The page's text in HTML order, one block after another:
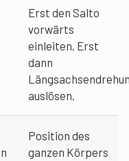
Erst den Salto
vorwärts
einleiten. Erst
dann
auslösen.
Position des
ganzen Körpers